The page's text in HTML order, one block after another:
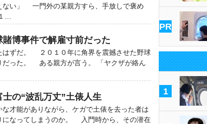
ない」 一門外の某親方すら、手放しで褒め
…
博事件で解雇寸前だった
ずだ。 ２０１０年に角界を震撼させた野球
だった。 ある親方が言う。 「ヤクザが絡ん
の“波乱万丈”土俵人生
才能がありながら、ケガで土俵を去った者は
になってしまうのか。 入門時から、その潜在
PR
1